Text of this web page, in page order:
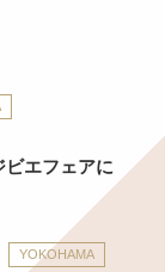
ビエフェアに
YOKOHAMA